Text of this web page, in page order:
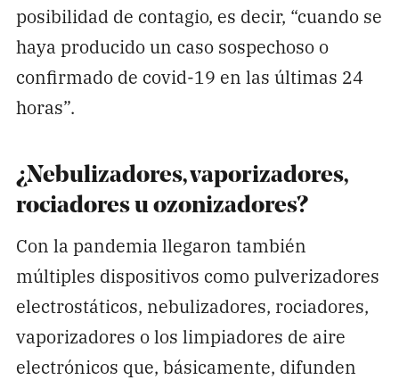
posibilidad de contagio, es decir, “cuando se
haya producido un caso sospechoso o
confirmado de covid-19 en las últimas 24
horas”.
¿Nebulizadores, vaporizadores,
rociadores u ozonizadores?
Con la pandemia llegaron también
múltiples dispositivos como pulverizadores
electrostáticos, nebulizadores, rociadores,
vaporizadores o los limpiadores de aire
electrónicos que, básicamente, difunden